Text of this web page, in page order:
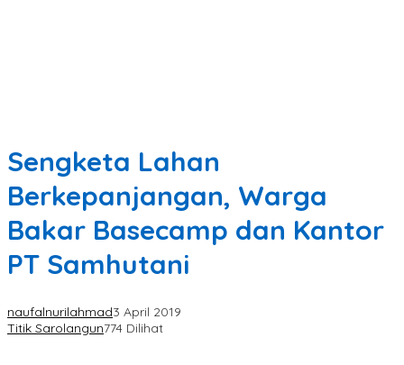
Sengketa Lahan
Berkepanjangan, Warga
Bakar Basecamp dan Kantor
PT Samhutani
naufalnurilahmad3 April 2019
Titik Sarolangun774 Dilihat